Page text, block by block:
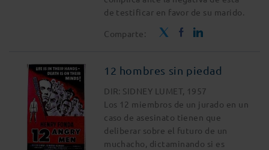
de testificar en favor de su marido.
Comparte:
12 hombres sin piedad
DIR: SIDNEY LUMET, 1957
Los 12 miembros de un jurado en un
caso de asesinato tienen que
deliberar sobre el futuro de un
muchacho, dictaminando si es